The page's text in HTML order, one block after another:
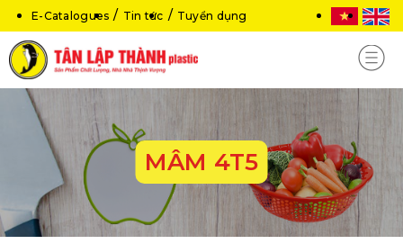
E-Catalogues Tin tức Tuyển dụng
MÂM 4T5